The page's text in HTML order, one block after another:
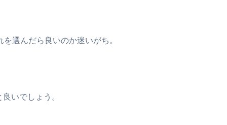
選んだら良いのか迷いがち。
いでしょう。